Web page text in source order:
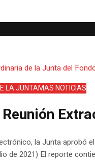
y malaria
y malaria
LA JUNTAMAS NOTICIAS
la Junta aprobó
de 2021) El reporte